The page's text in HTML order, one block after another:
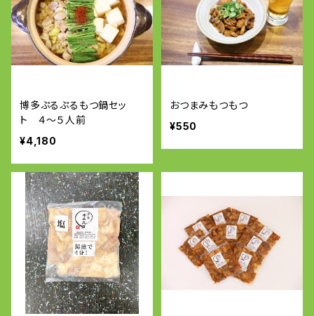
博多ぷるぷるもつ鍋セッ
ト ４〜５人前
¥4,180
おつまみもつもつ
¥550